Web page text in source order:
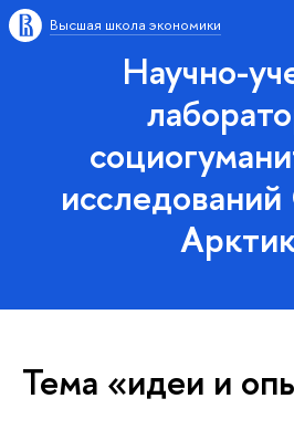
Высшая школа экономики
Научно-
Тема «идеи и